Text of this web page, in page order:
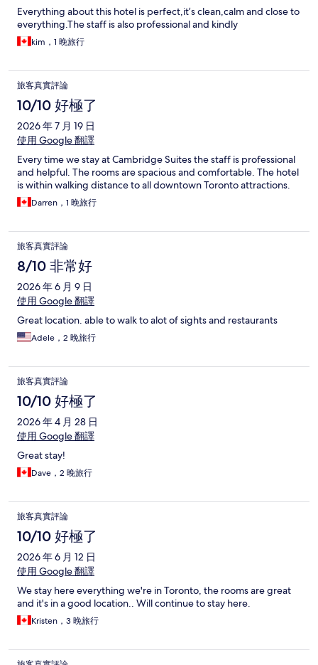
Everything about this hotel is perfect,it’s clean,calm and close to
everything.The staff is also professional and kindly
kim，1 晚旅行
旅客真實評論
10/10 好極了
2026 年 7 月 19 日
使用 Google 翻譯
Every time we stay at Cambridge Suites the staff is professional
and helpful. The rooms are spacious and comfortable. The hotel
is within walking distance to all downtown Toronto attractions.
Darren，1 晚旅行
旅客真實評論
8/10 非常好
2026 年 6 月 9 日
使用 Google 翻譯
Great location. able to walk to alot of sights and restaurants
Adele，2 晚旅行
旅客真實評論
10/10 好極了
2026 年 4 月 28 日
使用 Google 翻譯
Great stay!
Dave，2 晚旅行
旅客真實評論
10/10 好極了
2026 年 6 月 12 日
使用 Google 翻譯
We stay here everything we're in Toronto, the rooms are great
and it's in a good location.. Will continue to stay here.
Kristen，3 晚旅行